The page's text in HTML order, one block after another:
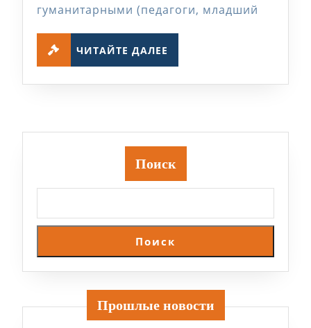
гуманитарными (педагоги, младший
ЧИТАЙТЕ ДАЛЕЕ
Поиск
Поиск
Прошлые новости